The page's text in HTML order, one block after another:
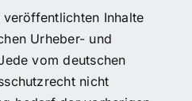
Inhalte
Urheber- und
vom deutschen
nicht